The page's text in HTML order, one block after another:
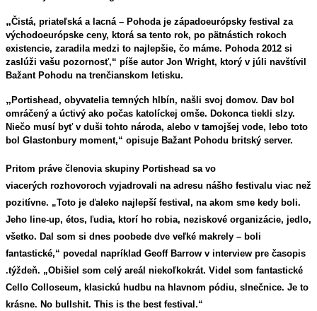
„Čistá, priateľská a lacná – Pohoda je západoeurópsky festival za
východoeurópske ceny, ktorá sa tento rok, po pätnástich rokoch
existencie, zaradila medzi to najlepšie, čo máme. Pohoda 2012 si
zaslúži vašu pozornosť,“ píše autor Jon Wright, ktorý v júli navštívil
Bažant Pohodu na trenčianskom letisku.
„ Portishead, obyvatelia temných hlbín, našli svoj domov. Dav bol
omráčený a úctivý ako počas katolíckej omše. Dokonca tiekli slzy.
Niečo musí byť v duši tohto národa, alebo v tamojšej vode, lebo toto
bol Glastonbury moment,“ opisuje Bažant Pohodu britský server.
Pritom práve členovia skupiny Portishead sa vo
viacerých rozhovoroch vyjadrovali na adresu nášho festivalu viac než
pozitívne. „Toto je ďaleko najlepší festival, na akom sme kedy boli.
Jeho line-up, étos, ľudia, ktorí ho robia, neziskové organizácie, jedlo,
všetko. Dal som si dnes poobede dve veľké makrely – boli
fantastické,“ povedal napríklad Geoff Barrow v interview pre časopis
.týždeň. „Obišiel som celý areál niekoľkokrát. Videl som fantastické
Cello Colloseum, klasickú hudbu na hlavnom pódiu, slnečnice. Je to
krásne. No bullshit. This is the best festival.“